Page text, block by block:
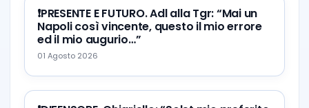
❗️PRESENTE E FUTURO. Adl alla Tgr: “Mai un
Napoli così vincente, questo il mio errore
ed il mio augurio…”
01 Agosto 2026